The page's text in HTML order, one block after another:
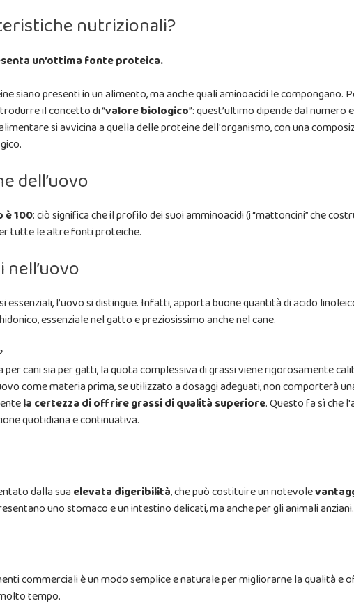
nutrizionali?
un’ottima fonte proteica.
siano presenti in un alimento, ma anche quali aminoacidi le compongano.
il concetto di “valore biologico”: quest’ultimo dipende dal numero
si avvicina a quella delle proteine dell'organismo, con una
dell’uovo
è 100: ciò significa che il profilo dei suoi amminoacidi (i “mattoncini” che
tutte le altre fonti proteiche.
essenziali, l’uovo si distingue. Infatti, apporta buone quantità di acido
essenziale nel gatto e preziosissimo anche nel cane.
cani sia per gatti, la quota complessiva di grassi viene rigorosamente
come materia prima, se utilizzato a dosaggi adeguati, non comporterà
la certezza di offrire grassi di qualità superiore. Questo fa sì che
quotidiana e continuativa.
dalla sua elevata digeribilità, che può costituire un notevole
uno stomaco e un intestino delicati, ma anche per gli animali anziani.
commerciali è un modo semplice e naturale per migliorarne la qualità
tempo.